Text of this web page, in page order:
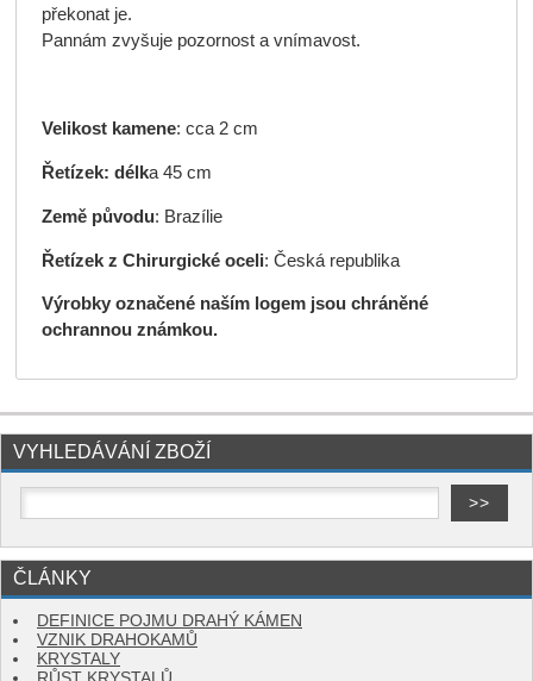
překonat je.
Pannám zvyšuje pozornost a vnímavost.
Velikost kamene: cca 2 cm
Řetízek: délka 45 cm
Země původu: Brazílie
Řetízek z Chirurgické oceli: Česká republika
Výrobky označené naším logem jsou chráněné
ochrannou známkou.
VYHLEDÁVÁNÍ ZBOŽÍ
ČLÁNKY
DEFINICE POJMU DRAHÝ KÁMEN
VZNIK DRAHOKAMŮ
KRYSTALY